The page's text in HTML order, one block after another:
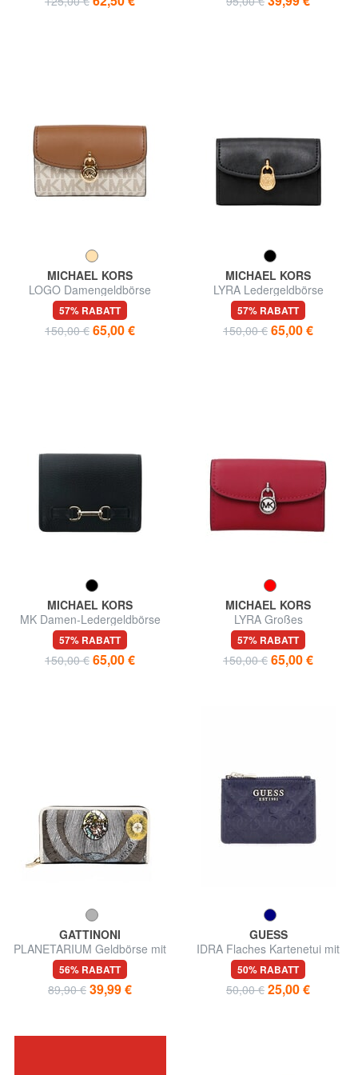
MICHAEL KORS
LOGO Damengeldbörse
57% RABATT
150,00 € 65,00 €
MICHAEL KORS
LYRA Ledergeldbörse
57% RABATT
150,00 € 65,00 €
MICHAEL KORS
MK Damen-Ledergeldbörse
57% RABATT
150,00 € 65,00 €
MICHAEL KORS
LYRA Großes
Lederportemonnaie
57% RABATT
150,00 € 65,00 €
GATTINONI
PLANETARIUM Geldbörse mit
Rundum-Reißverschluss
56% RABATT
89,90 € 39,99 €
GUESS
IDRA Flaches Kartenetui mit
Reißverschluss
50% RABATT
50,00 € 25,00 €